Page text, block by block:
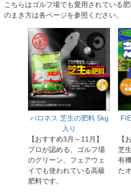
こちらはゴルフ場でも愛用されている
のまき方は各ページを参照ください。
バロネス 芝生の肥料 5kg
入り
【おすすめ3月～11月】
プロが認める、ゴルフ場
のグリーン、フェアウェ
イでも使われている高級
肥料です。
【
芝
有
た